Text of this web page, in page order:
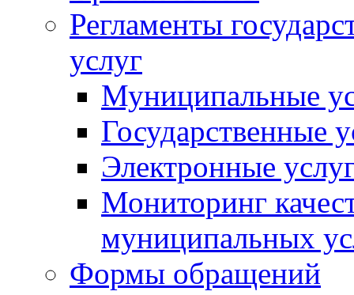
Регламенты
услуг
Муниципальные
Государственные
Электронные
Мониторинг
муниципальных
Формы обращений